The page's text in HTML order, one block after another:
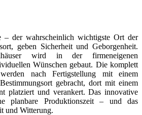
– der wahrscheinlich wichtigste Ort der
geben Sicherheit und Geborgenheit.
wird in der firmeneigenen
Wünschen gebaut. Die komplett
nach Fertigstellung mit einem
gebracht, dort mit einem
platziert und verankert. Das innovative
planbare Produktionszeit – und das
und Witterung.